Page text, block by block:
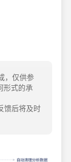
，仅供参
形式的承
馈后将及时